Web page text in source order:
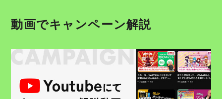
動画でキャンペーン解説